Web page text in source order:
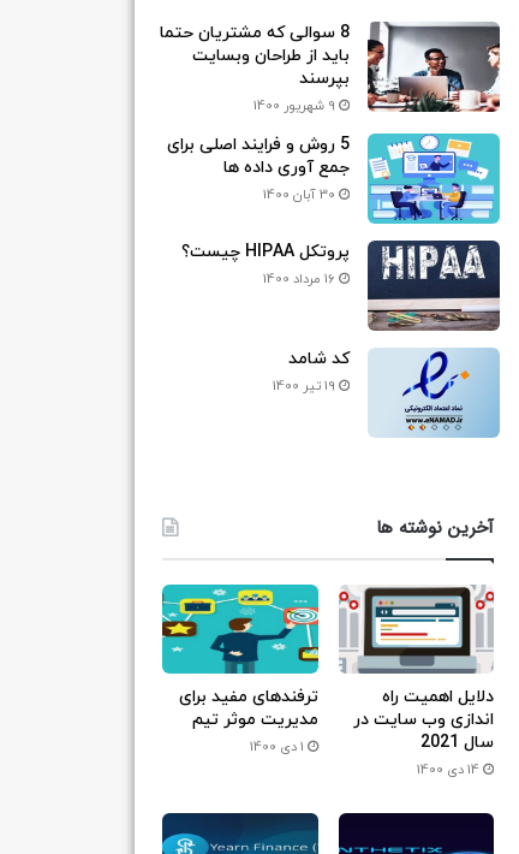
8 سوالی که مشتریان حتما
باید از طراحان وبسایت
بپرسند
9 شهریور 1400
5 روش و فرایند اصلی برای
جمع آوری داده ها
30 آبان 1400
پروتکل HIPAA چیست؟
16 مرداد 1400
کد شامد
19 تیر 1400
آخرین نوشته ها
دلایل اهمیت راه
اندازی وب سایت در
سال 2021
14 دی 1400
ترفندهای مفید برای
مدیریت موثر تیم
1 دی 1400